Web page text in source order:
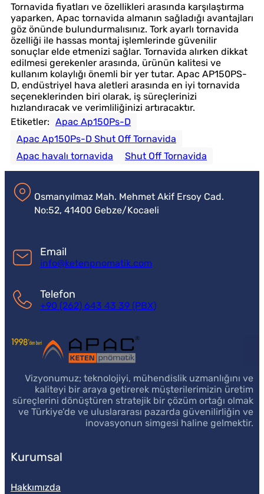
Tornavida fiyatları ve özellikleri arasında karşılaştırma
yaparken, Apac tornavida almanın sağladığı avantajları
göz önünde bulundurmalısınız. Tork ayarlı tornavida
özelliği ile hassas montaj işlemlerinde güvenilir
sonuçlar elde etmenizi sağlar. Tornavida alırken dikkat
edilmesi gerekenler arasında, ürünün kalitesi ve
kullanım kolaylığı önemli bir yer tutar. Apac AP150PS-
D, endüstriyel hava aletleri arasında en iyi tornavida
seçeneklerinden biri olarak, iş süreçlerinizi
hızlandıracak ve verimliliğinizi artıracaktır.
Etiketler: Apac Ap150Ps-D
Apac Ap150Ps-D Shut Off Tornavida
Apac havalı tornavida
Shut Off Tornavida
Osmanyılmaz Mah. Mehmet Akif Ersoy Cad.
No:52, 41400 Gebze/Kocaeli
Email
info@ketenpnomatik.com
Telefon
+90 (262) 643 43 39 (PBX)
Vizyonumuz; teknolojiyi, mühendislik uzmanlığını ve
kaliteyi bir araya getirerek müşterilerimizin üretim
süreçlerini dönüştüren stratejik bir çözüm ortağı olmak
ve Türkiye’de ve uluslararası pazarda güvenilirliğin ve
inovasyonun simgesi haline gelmektir.
Kurumsal
Hakkımızda